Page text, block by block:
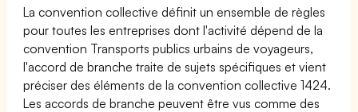
La convention collective définit un ensemble de règles
pour toutes les entreprises dont l'activité dépend de la
convention Transports publics urbains de voyageurs,
l'accord de branche traite de sujets spécifiques et vient
préciser des éléments de la convention collective 1424.
Les accords de branche peuvent être vus comme des